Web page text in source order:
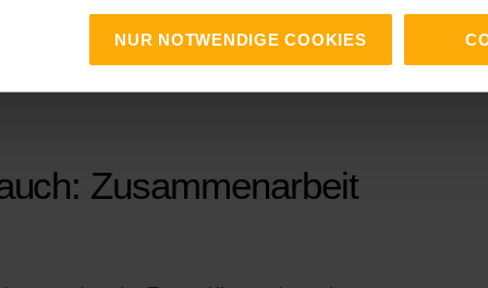
NUR NOTWENDIGE COOKIES
Zusammenarbeit